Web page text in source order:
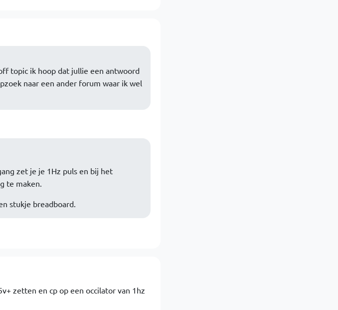
topic ik hoop dat jullie een antwoord
naar een ander forum waar ik wel
zet je je 1Hz puls en bij het
te maken.
stukje breadboard.
zetten en cp op een occilator van 1hz